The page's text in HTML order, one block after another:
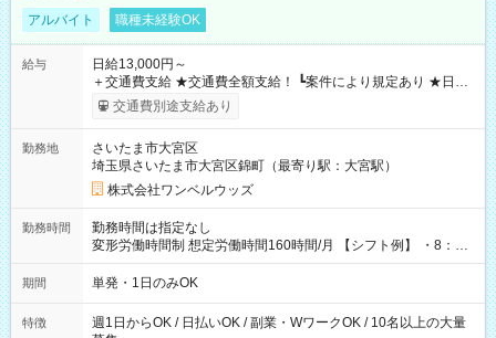
アルバイト 職種未経験OK
給与
日給13,000円～
＋交通費支給 ★交通費全額支給！ ┗案件により規定あり ★日払
いOK！（規定あり） ┗働いたその日に現金GET♪ お仕事後はコ
ンビニATMから 日払い分を引き落とせます！ 【試用期間】試
交通費別途支給あり
勤務地
さいたま市大宮区
埼玉県さいたま市大宮区錦町（最寄り駅：大宮駅）
株式会社ワンベルウッズ
勤務時間
勤務時間は指定なし
変形労働時間制 想定労働時間160時間/月 【シフト例】 ・8：00
～21：00
期間 単発・1日のみOK
特徴
週1日からOK / 日払いOK / 副業・WワークOK / 10名以上の大量